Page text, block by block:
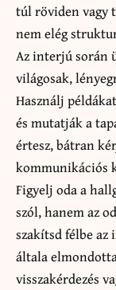
túl röviden vagy
nem elég
Az interjú során
világosak,
Használj
és mutatják a
értesz, bátran
kommunikációs
Figyelj oda a
szól, hanem az
szakítsd félbe az
általa
visszakérdezés